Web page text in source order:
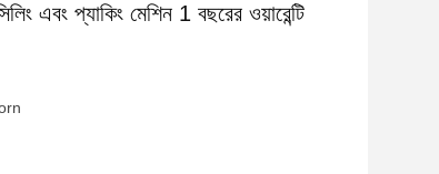
এবং প্যাকিং মেশিন 1 বছরের ওয়ারেন্টি